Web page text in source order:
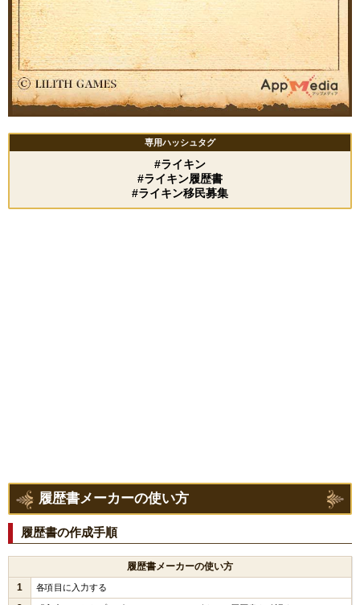
専用ハッシュタグ
#ライキン
#ライキン履歴書
#ライキン移民募集
履歴書メーカーの使い方
履歴書の作成手順
履歴書メーカーの使い方
1
各項目に入力する